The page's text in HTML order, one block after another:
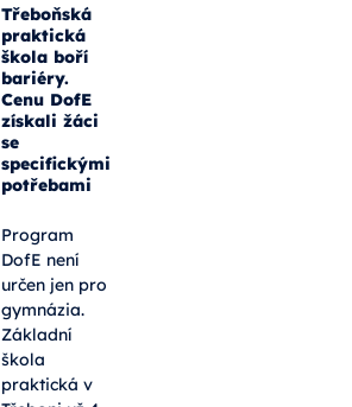
Třeboňská
praktická
škola boří
bariéry.
Cenu DofE
získali žáci
se
specifickými
potřebami
Program
DofE není
určen jen pro
gymnázia.
Základní
škola
praktická v